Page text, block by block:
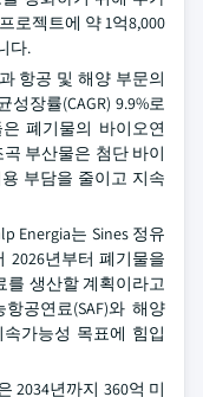
로젝트에 약 1억8,000
다.
항공 및 해양 부문의
장률(CAGR) 9.9%로
폐기물의 바이오연
부산물은 첨단 바이
부담을 줄이고 지속
Energia는 Sines 정유
2026년부터 폐기물을
를 생산할 계획이라고
공연료(SAF)와 해양
가능성 목표에 힘입
2034년까지 360억 미